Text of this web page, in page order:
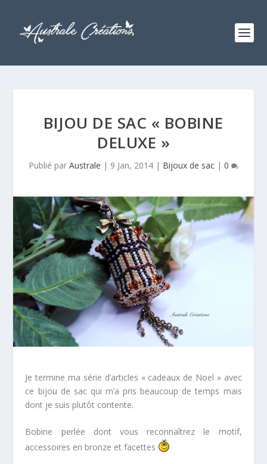
BIJOU DE SAC « BOBINE
DELUXE »
Publié par Australe | 9 Jan, 2014 | Bijoux de sac | 0
Je termine ma série d’articles « cadeaux de Noel » avec
ce bijou de sac qui m’a pris beaucoup de temps mais
dont je suis plutôt contente.
Bobine perlée dont vous reconnaîtrez le motif,
accessoires en bronze et facettes